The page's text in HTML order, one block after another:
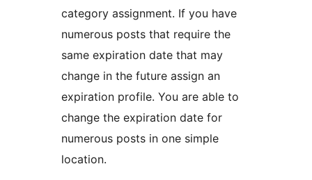
category assignment. If you have
numerous posts that require the
same expiration date that may
change in the future assign an
expiration profile. You are able to
change the expiration date for
numerous posts in one simple
location.